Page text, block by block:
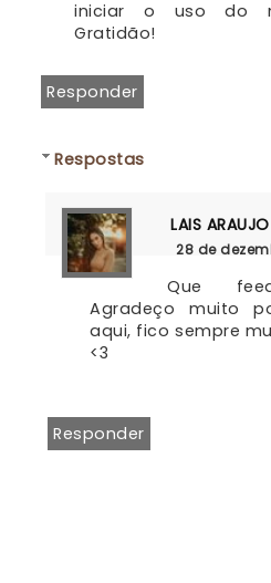
iniciar o uso do
Gratidão!
Responder
Respostas
LAIS ARAUJO
28 de
Que
Agradeço muito
aqui, fico sempre
<3
Responder